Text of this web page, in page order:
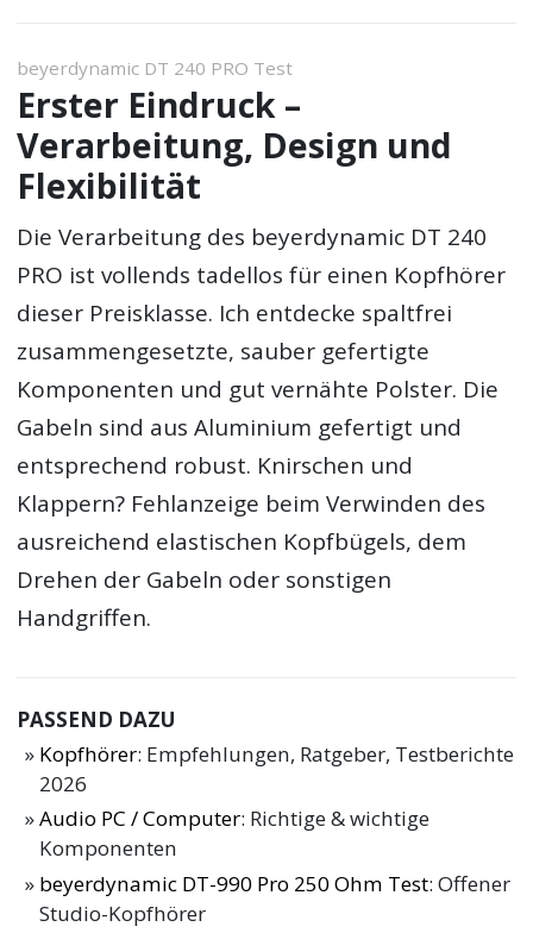
beyerdynamic DT 240 PRO Test
Erster Eindruck –
Verarbeitung, Design und
Flexibilität
Die Verarbeitung des beyerdynamic DT 240
PRO ist vollends tadellos für einen Kopfhörer
dieser Preisklasse. Ich entdecke spaltfrei
zusammengesetzte, sauber gefertigte
Komponenten und gut vernähte Polster. Die
Gabeln sind aus Aluminium gefertigt und
entsprechend robust. Knirschen und
Klappern? Fehlanzeige beim Verwinden des
ausreichend elastischen Kopfbügels, dem
Drehen der Gabeln oder sonstigen
Handgriffen.
PASSEND DAZU
Kopfhörer: Empfehlungen, Ratgeber, Testberichte
2026
Audio PC / Computer: Richtige & wichtige
Komponenten
beyerdynamic DT-990 Pro 250 Ohm Test: Offener
Studio-Kopfhörer